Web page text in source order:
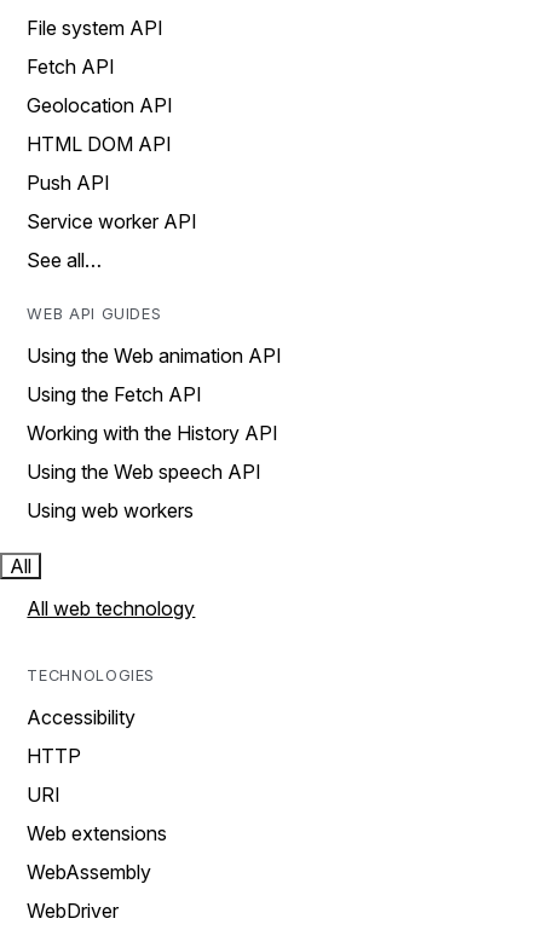
File system API
Fetch API
Geolocation API
HTML DOM API
Push API
Service worker API
See all…
WEB API GUIDES
Using the Web animation API
Using the Fetch API
Working with the History API
Using the Web speech API
Using web workers
All
All web technology
TECHNOLOGIES
Accessibility
HTTP
URI
Web extensions
WebAssembly
WebDriver